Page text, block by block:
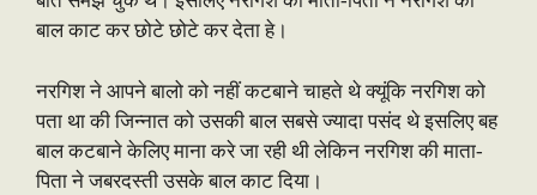
बाल काट कर छोटे छोटे कर देता हे।
नरगिश ने आपने बालो को नहीं कटबाने चाहते थे क्यूंकि नरगिश को
पता था की जिन्नात को उसकी बाल सबसे ज्यादा पसंद थे इसलिए बह
बाल कटबाने केलिए माना करे जा रही थी लेकिन नरगिश की माता-
पिता ने जबरदस्ती उसके बाल काट दिया।